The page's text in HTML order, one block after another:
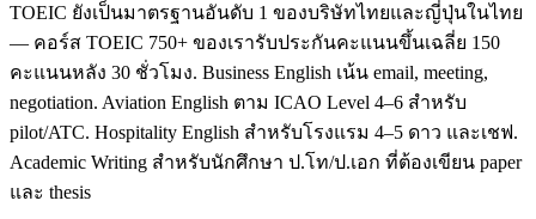
TOEIC ยังเป็นมาตรฐานอันดับ 1 ของบริษัทไทยและญี่ปุ่นในไทย
— คอร์ส TOEIC 750+ ของเรารับประกันคะแนนขึ้นเฉลี่ย 150
คะแนนหลัง 30 ชั่วโมง. Business English เน้น email, meeting,
negotiation. Aviation English ตาม ICAO Level 4–6 สำหรับ
pilot/ATC. Hospitality English สำหรับโรงแรม 4–5 ดาว และเชฟ.
Academic Writing สำหรับนักศึกษา ป.โท/ป.เอก ที่ต้องเขียน paper
และ thesis